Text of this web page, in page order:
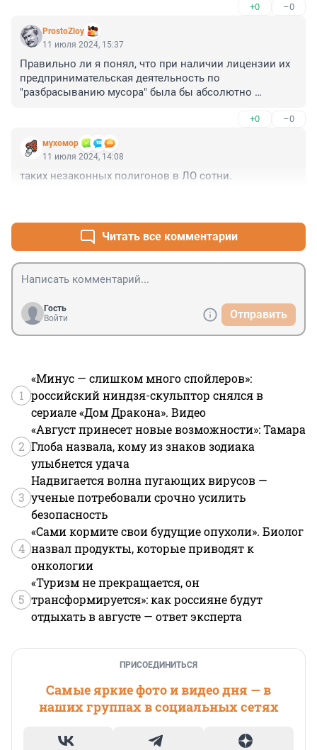
+0 –0
ProstoZloy
11 июля 2024, 15:37
Правильно ли я понял, что при наличии лицензии их
предпринимательская деятельность по
"разбрасыванию мусора" была бы абсолютно
+0 –0
мухомор
11 июля 2024, 14:08
таких незаконных полигонов в ЛО сотни.
Читать все комментарии
Гость
Войти
Отправить
1
«Минус — слишком много спойлеров»:
российский ниндзя-скульптор снялся в
сериале «Дом Дракона». Видео
2
«Август принесет новые возможности»: Тамара
Глоба назвала, кому из знаков зодиака
улыбнется удача
3
Надвигается волна пугающих вирусов —
ученые потребовали срочно усилить
безопасность
4
«Сами кормите свои будущие опухоли». Биолог
назвал продукты, которые приводят к
онкологии
5
«Туризм не прекращается, он
трансформируется»: как россияне будут
отдыхать в августе — ответ эксперта
ПРИСОЕДИНИТЬСЯ
Самые яркие фото и видео дня — в
наших группах в социальных сетях